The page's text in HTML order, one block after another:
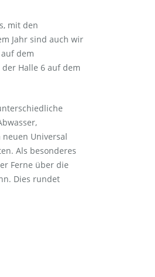
mit den
Jahr sind auch wir
dem
Halle 6 auf dem
Universal
Als besonderes
Ferne über die
Dies rundet